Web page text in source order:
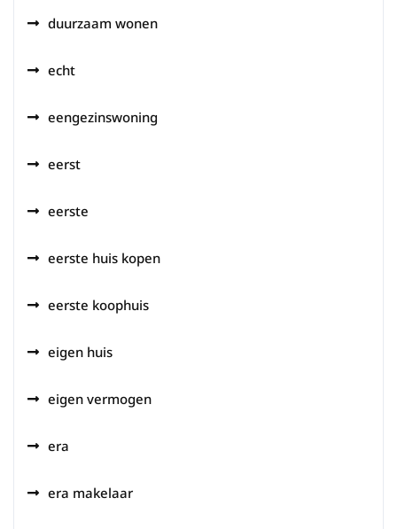
duurzaam wonen
echt
eengezinswoning
eerst
eerste
eerste huis kopen
eerste koophuis
eigen huis
eigen vermogen
era
era makelaar